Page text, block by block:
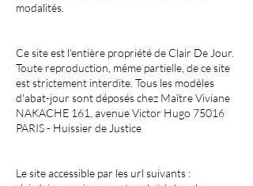
modalités.
Ce site est l'entière propriété de Clair De Jour.
Toute reproduction, même partielle, de ce site
est strictement interdite. Tous les modèles
d'abat-jour sont déposés chez Maître Viviane
NAKACHE 161, avenue Victor Hugo 75016
PARIS - Huissier de Justice
Le site accessible par les url suivants :